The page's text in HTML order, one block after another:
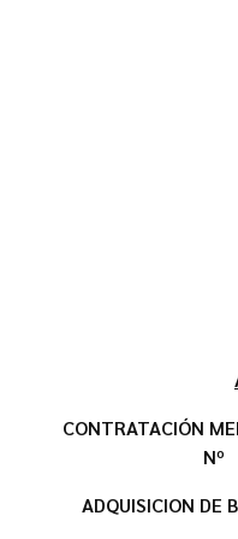
CONTRATACIÓN
ADQUISICION DE